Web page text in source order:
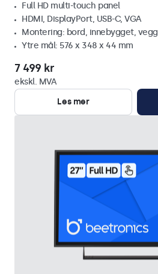
Full HD multi-touch panel
HDMI, DisplayPort, USB-C, VGA
Montering: bord, innebygget, vegg
Ytre mål: 576 x 348 x 44 mm
7 499 kr
ekskl. MVA
Les mer